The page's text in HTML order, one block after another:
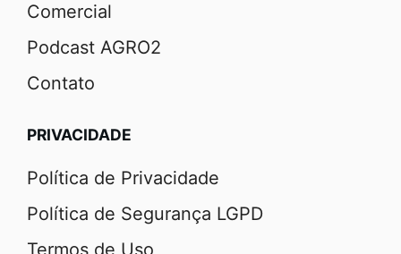
Comercial
Podcast AGRO2
Contato
PRIVACIDADE
Política de Privacidade
Política de Segurança LGPD